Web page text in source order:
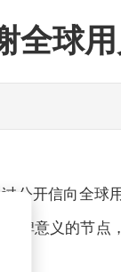
全球
公开信向全球
碑意义的节点